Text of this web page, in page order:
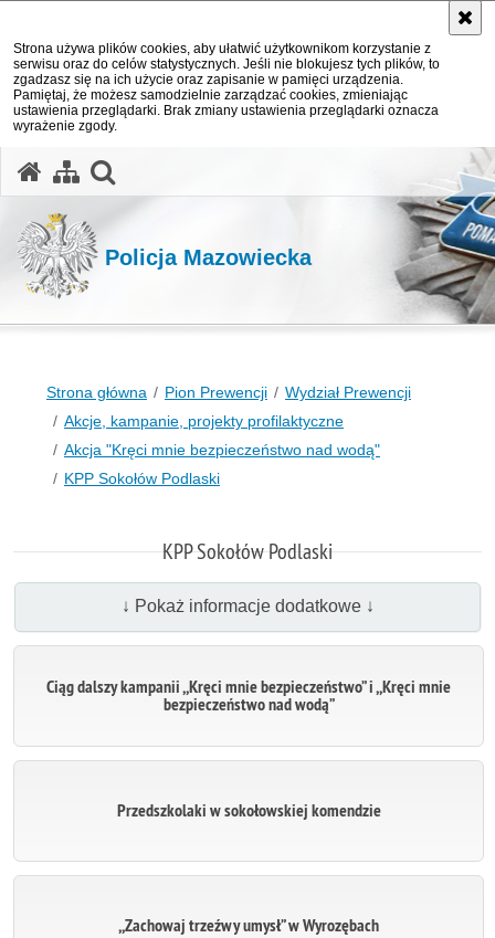
Strona używa plików cookies, aby ułatwić użytkownikom korzystanie z
serwisu oraz do celów statystycznych. Jeśli nie blokujesz tych plików, to
zgadzasz się na ich użycie oraz zapisanie w pamięci urządzenia.
Pamiętaj, że możesz samodzielnie zarządzać cookies, zmieniając
ustawienia przeglądarki. Brak zmiany ustawienia przeglądarki oznacza
wyrażenie zgody.
Policja Mazowiecka
Strona główna Pion Prewencji
Wydział Prewencji
Akcje, kampanie, projekty profilaktyczne
Akcja "Kręci mnie bezpieczeństwo nad wodą"
KPP Sokołów Podlaski
KPP Sokołów Podlaski
↓ Pokaż informacje dodatkowe ↓
Ciąg dalszy kampanii ,,Kręci mnie bezpieczeństwo” i ,,Kręci mnie
bezpieczeństwo nad wodą”
Przedszkolaki w sokołowskiej komendzie
,,Zachowaj trzeźwy umysł” w Wyrozębach